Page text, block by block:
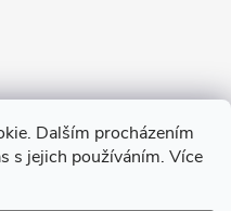
Dalším procházením
s jejich používáním. Více